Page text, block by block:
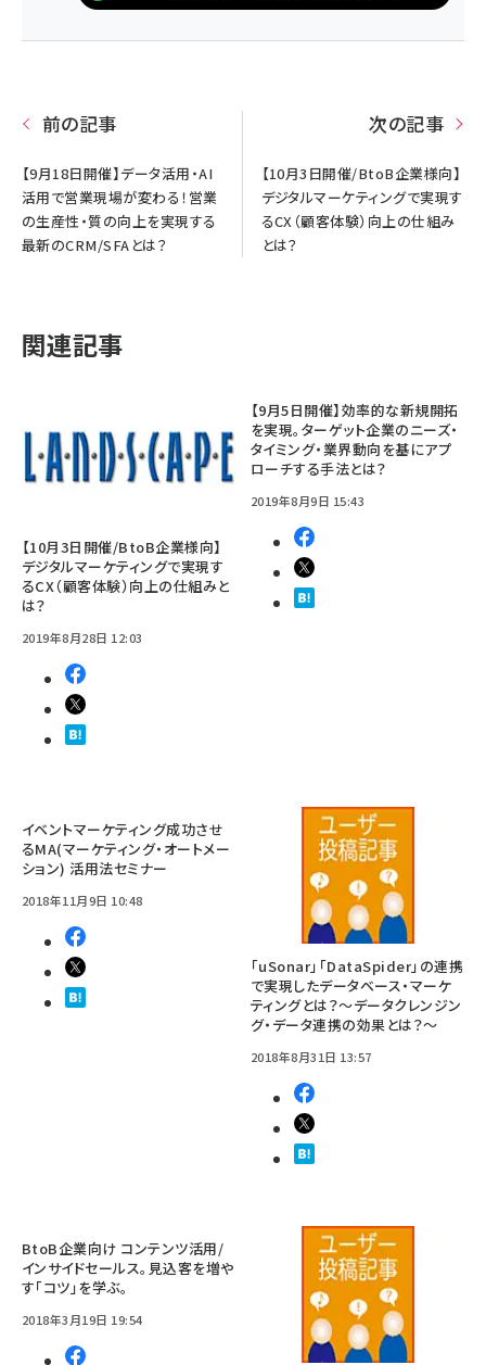
前の記事
【9月18日開催】データ活用・AI
活用で営業現場が変わる！営業
の生産性・質の向上を実現する
最新のCRM/SFAとは？
次の記事
【10月3日開催/BtoB企業様向】
デジタルマーケティングで実現す
るCX（顧客体験）向上の仕組み
とは？
関連記事
【10月3日開催/BtoB企業様向】
デジタルマーケティングで実現す
るCX（顧客体験）向上の仕組みと
は？
2019年8月28日 12:03
【9月5日開催】効率的な新規開拓
を実現。ターゲット企業のニーズ・
タイミング・業界動向を基にアプ
ローチする手法とは？
2019年8月9日 15:43
イベントマーケティング成功させ
るMA(マーケティング・オートメー
ション) 活用法セミナー
2018年11月9日 10:48
「uSonar」「DataSpider」の連携
で実現したデータベース・マーケ
ティングとは？～データクレンジン
グ・データ連携の効果とは？～
2018年8月31日 13:57
BtoB企業向け コンテンツ活用/
インサイドセールス。見込客を増や
す「コツ」を学ぶ。
2018年3月19日 19:54